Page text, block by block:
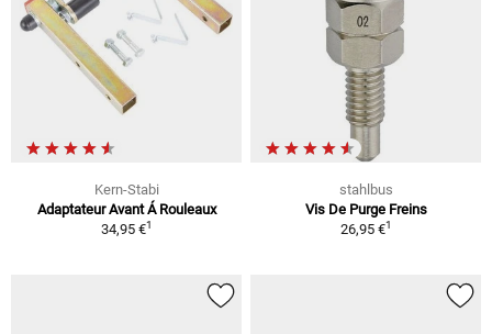
Kern-Stabi
Adaptateur Avant Á Rouleaux
34,95 €1
stahlbus
Vis De Purge Freins
26,95 €1